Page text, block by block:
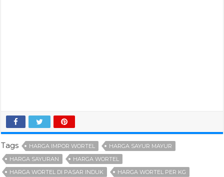
Tags HARGA IMPOR WORTEL
HARGA SAYUR MAYUR
HARGA SAYURAN
HARGA WORTEL
HARGA WORTEL DI PASAR INDUK
HARGA WORTEL PER KG